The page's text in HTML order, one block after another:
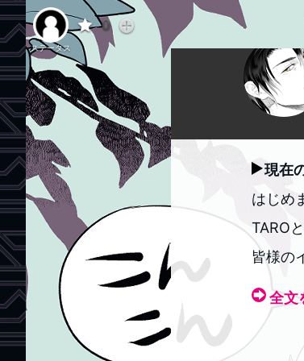
ステータス
0
イラストマス
現在
はじめ
TARO
皆様の
全文